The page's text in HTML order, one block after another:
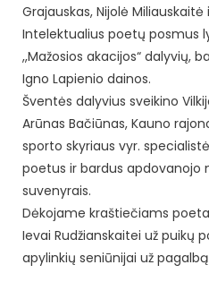
Grajauskas, Nijolė Miliauskaitė
Intelektualius poetų posmus
,,Mažosios akacijos“ dalyvių,
Igno Lapienio dainos.
Šventės dalyvius sveikino
Arūnas Bačiūnas, Kauno
sporto skyriaus vyr.
poetus ir bardus apdovanojo
suvenyrais.
Dėkojame kraštiečiams
Ievai Rudžianskaitei už puikų
apylinkių seniūnijai už